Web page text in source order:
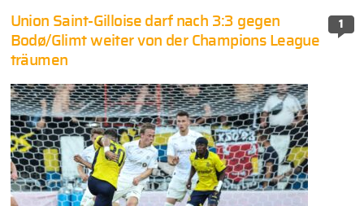
1
Union Saint-Gilloise darf nach 3:3 gegen
Bodø/Glimt weiter von der Champions League
träumen